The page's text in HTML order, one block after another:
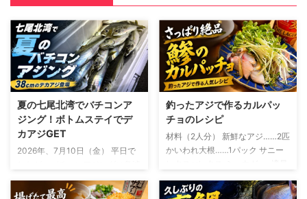
夏の七尾北湾でバチコンア
ジング！ボトムステイでデ
カアジGET
2026年、7月10日（金） 平日で
参戦 友人から誘いがあったの
は、釣行の2日ほど前 「平日やけ
釣ったアジで作るカルパッ
チョのレシピ
材料（2人分） 新鮮なアジ……2匹
かいわれ大根……1パック サニー
ン汁……大さじ1 しょうゆ……小さ